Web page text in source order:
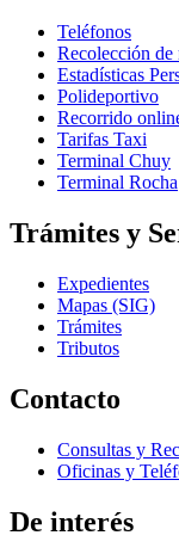
Teléfonos
Recolección
Estadísticas
Polideportivo
Recorrido
Tarifas Taxi
Terminal Chuy
Terminal Rocha
Trámites y
Expedientes
Mapas (SIG)
Trámites
Tributos
Contacto
Consultas y
Oficinas y
De interés